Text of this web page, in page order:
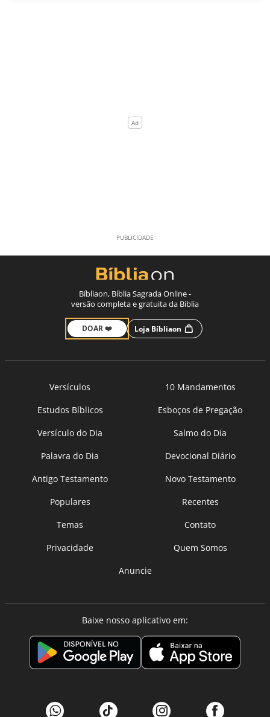
Bíbliaon, Bíblia Sagrada Online -
versão completa e gratuita da Bíblia
DOAR ❤️ Loja Bíbliaon
Versículos
10 Mandamentos
Estudos Bíblicos
Esboços de Pregação
Versículo do Dia
Salmo do Dia
Palavra do Dia
Devocional Diário
Antigo Testamento
Novo Testamento
Populares
Recentes
Temas
Contato
Privacidade
Quem Somos
Anuncie
Baixe nosso aplicativo em: